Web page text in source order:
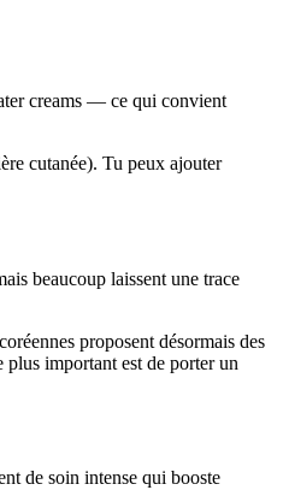
creams — ce qui convient
cutanée). Tu peux ajouter
beaucoup laissent une trace
proposent désormais des
important est de porter un
de soin intense qui booste